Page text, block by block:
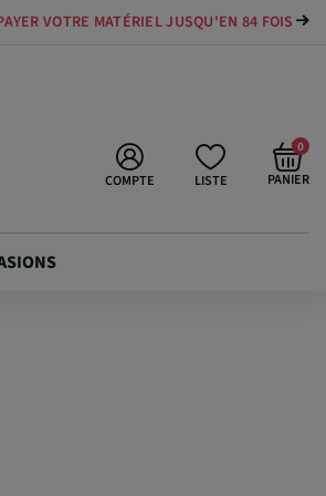
VOTRE MATÉRIEL JUSQU'EN 84 FOIS
LISTE
COMPTE PANIER
0